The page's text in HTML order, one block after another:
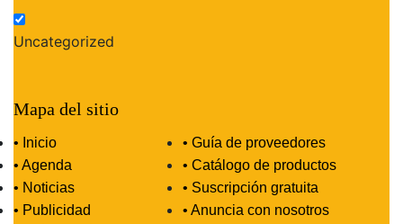
Uncategorized
Mapa del sitio
• Inicio
• Agenda
• Noticias
• Publicidad
• Guía de proveedores
• Catálogo de productos
• Suscripción gratuita
• Anuncia con nosotros